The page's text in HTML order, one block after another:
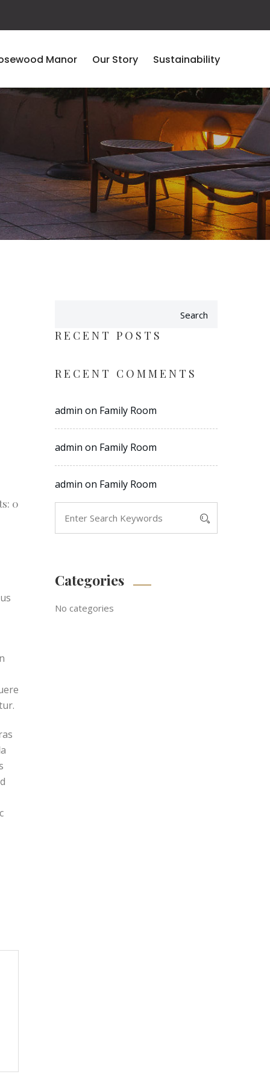
Manor Our Story Sustainability
0
Search
RECENT POSTS
RECENT COMMENTS
admin on Family Room
admin on Family Room
admin on Family Room
Categories
No categories